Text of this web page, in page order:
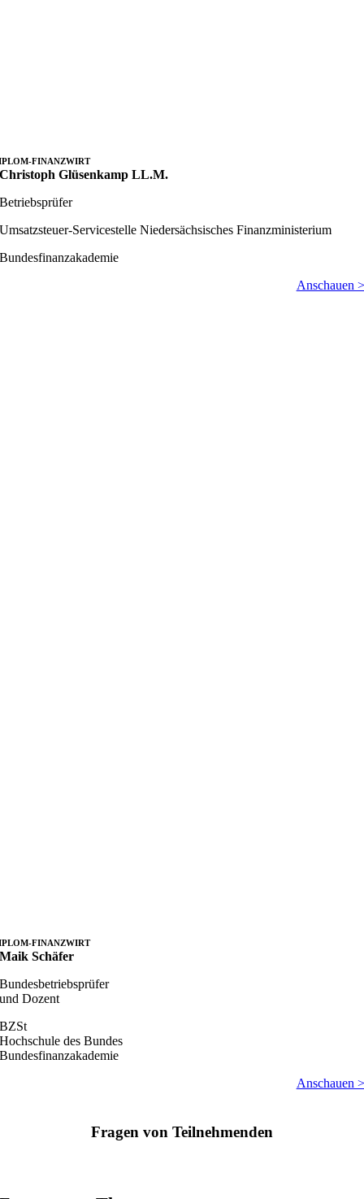
FINANZWIRT
Christoph Glüsenkamp LL.M.
Betriebsprüfer
Umsatzsteuer-Servicestelle Niedersächsisches Finanzministerium
Bundesfinanzakademie
Anschauen >
FINANZWIRT
Maik Schäfer
Bundesbetriebsprüfer
und Dozent
BZSt
Hochschule des Bundes
Bundesfinanzakademie
Anschauen >
Fragen von Teilnehmenden